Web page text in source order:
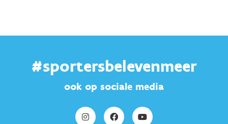
#sportersbelevenmeer
ook op sociale media